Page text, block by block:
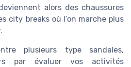
alors des chaussures
city breaks où l’on marche plus
plusieurs type sandales,
par évaluer vos activités